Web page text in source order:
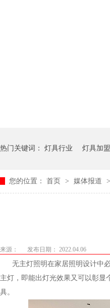
热门关键词： 灯具行业 灯具加盟
您的位置： 首页 > 媒体报道 >
来源： 发布日期： 2022.04.06
无主灯照明在家居照明设计中必然是
主灯，即能出灯光效果又可以彰显
具。